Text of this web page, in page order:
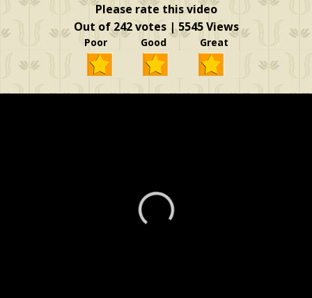
Please rate this video
Out of 242 votes | 5545 Views
Poor Good Great